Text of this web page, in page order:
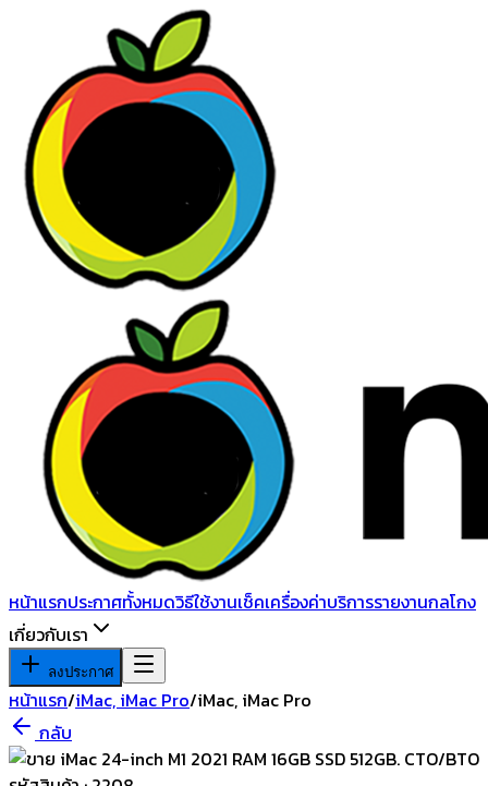
หน้าแรกประกาศทั้งหมดวิธีใช้งานเช็คเครื่องค่าบริการรายงานกลโกง
เกี่ยวกับเรา
ลงประกาศ
หน้าแรก/iMac, iMac Pro/iMac, iMac Pro
กลับ